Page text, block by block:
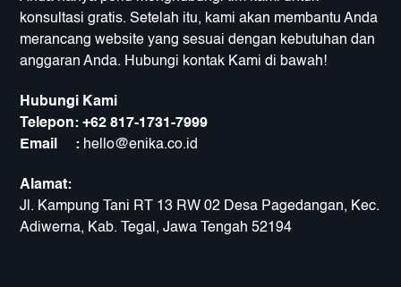
konsultasi gratis. Setelah itu, kami akan membantu Anda
merancang website yang sesuai dengan kebutuhan dan
anggaran Anda. Hubungi kontak Kami di bawah!
Hubungi Kami
Telepon:+62 817-1731-7999
Email : hello@enika.co.id
Alamat:
Jl. Kampung Tani RT 13 RW 02 Desa Pagedangan, Kec.
Adiwerna, Kab. Tegal, Jawa Tengah 52194